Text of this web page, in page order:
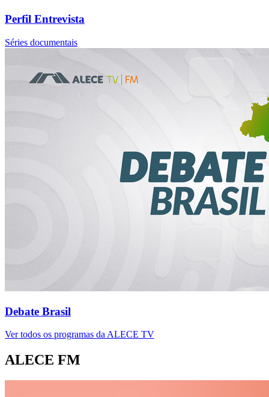
Perfil Entrevista
Séries documentais
Debate Brasil
Ver todos os programas da ALECE TV
ALECE FM